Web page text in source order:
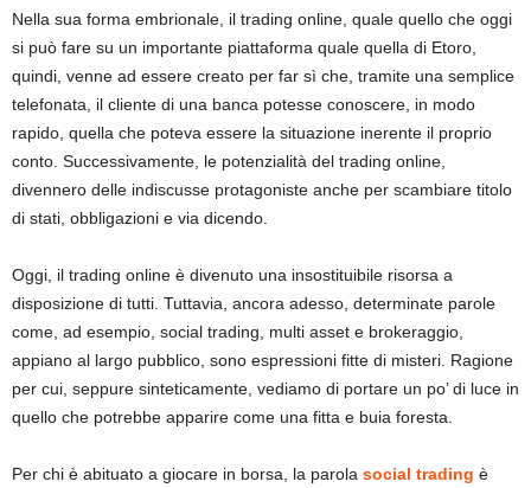
Nella sua forma embrionale, il trading online, quale quello che oggi
si può fare su un importante piattaforma quale quella di Etoro,
quindi, venne ad essere creato per far sì che, tramite una semplice
telefonata, il cliente di una banca potesse conoscere, in modo
rapido, quella che poteva essere la situazione inerente il proprio
conto. Successivamente, le potenzialità del trading online,
divennero delle indiscusse protagoniste anche per scambiare titolo
di stati, obbligazioni e via dicendo.
Oggi, il trading online è divenuto una insostituibile risorsa a
disposizione di tutti. Tuttavia, ancora adesso, determinate parole
come, ad esempio, social trading, multi asset e brokeraggio,
appiano al largo pubblico, sono espressioni fitte di misteri. Ragione
per cui, seppure sinteticamente, vediamo di portare un po’ di luce in
quello che potrebbe apparire come una fitta e buia foresta.
Per chi è abituato a giocare in borsa, la parola social trading è